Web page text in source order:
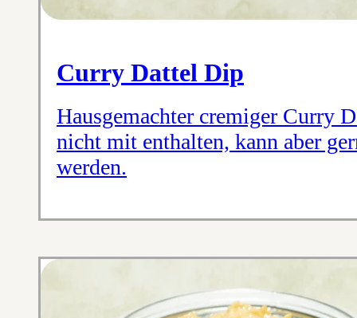
Curry Dattel Dip
Hausgemachter cremiger Curry
nicht mit enthalten, kann aber
werden.